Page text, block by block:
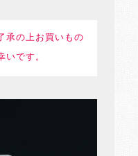
承の上お買いもの
いです。